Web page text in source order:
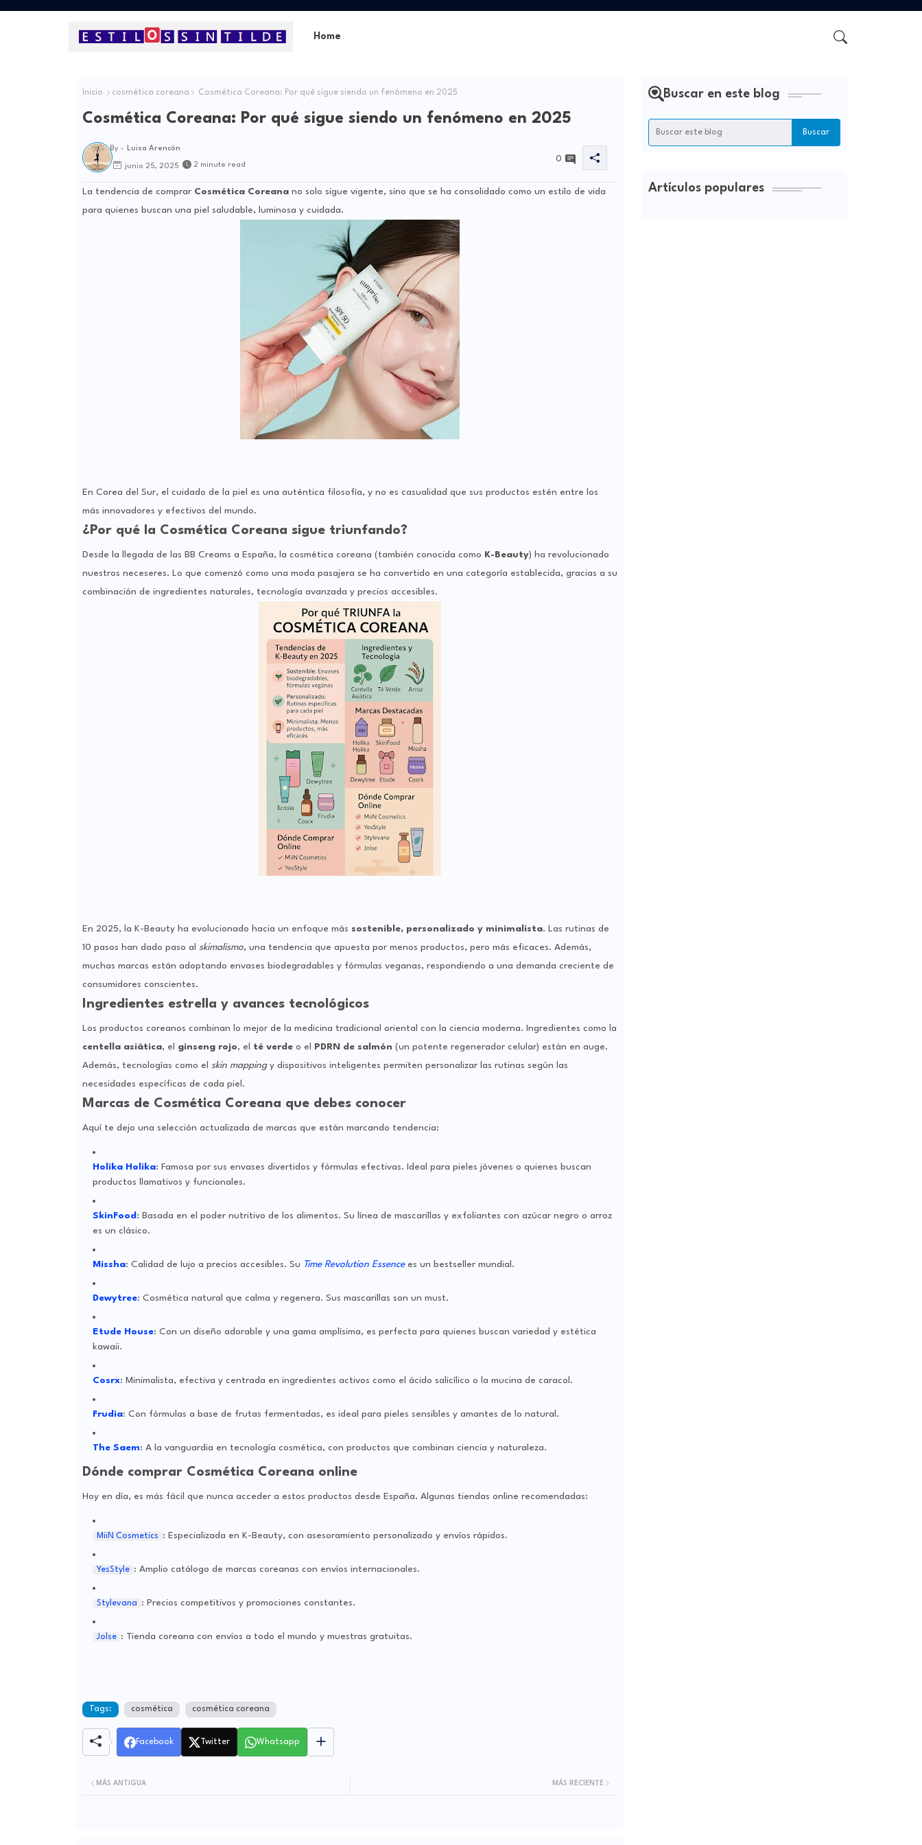
Home
Inicio cosmética coreana Cosmética Coreana: Por qué sigue siendo un fenómeno en 2025
Cosmética Coreana: Por qué sigue siendo un fenómeno en 2025
By - Luisa Arencón
junio 25, 2025 2 minute read
0
La tendencia de comprar Cosmética Coreanano solo sigue vigente, sino que se ha consolidado como un estilo de vida
para quienes buscan una piel saludable, luminosa y cuidada.
En Corea del Sur, el cuidado de la piel es una auténtica filosofía, y no es casualidad que sus productos estén entre los
más innovadores y efectivos del mundo.
¿Por qué la Cosmética Coreana sigue triunfando?
Desde la llegada de las BB Creams a España, la cosmética coreana (también conocida como K-Beauty) ha revolucionado
nuestros neceseres. Lo que comenzó como una moda pasajera se ha convertido en una categoría establecida, gracias a su
combinación de ingredientes naturales, tecnología avanzada y precios accesibles.
En 2025, la K-Beauty ha evolucionado hacia un enfoque más sostenible, personalizado y minimalista. Las rutinas de
10 pasos han dado paso al skimalismo, una tendencia que apuesta por menos productos, pero más eficaces. Además,
muchas marcas están adoptando envases biodegradables y fórmulas veganas, respondiendo a una demanda creciente de
consumidores conscientes.
Ingredientes estrella y avances tecnológicos
Los productos coreanos combinan lo mejor de la medicina tradicional oriental con la ciencia moderna. Ingredientes como la
centella asiática, el ginseng rojo, el té verdeo el PDRN de salmón (un potente regenerador celular) están en auge.
Además, tecnologías como el skin mappingy dispositivos inteligentes permiten personalizar las rutinas según las
necesidades específicas de cada piel.
Marcas de Cosmética Coreana que debes conocer
Aquí te dejo una selección actualizada de marcas que están marcando tendencia:
Holika Holika: Famosa por sus envases divertidos y fórmulas efectivas. Ideal para pieles jóvenes o quienes buscan
productos llamativos y funcionales.
SkinFood : Basada en el poder nutritivo de los alimentos. Su línea de mascarillas y exfoliantes con azúcar negro o arroz
es un clásico.
Missha: Calidad de lujo a precios accesibles. Su Time Revolution Essencees un bestseller mundial.
Dewytree: Cosmética natural que calma y regenera. Sus mascarillas son un must.
Etude House: Con un diseño adorable y una gama amplísima, es perfecta para quienes buscan variedad y estética
kawaii.
Cosrx: Minimalista, efectiva y centrada en ingredientes activos como el ácido salicílico o la mucina de caracol.
Frudia: Con fórmulas a base de frutas fermentadas, es ideal para pieles sensibles y amantes de lo natural.
The Saem: A la vanguardia en tecnología cosmética, con productos que combinan ciencia y naturaleza.
Dónde comprar Cosmética Coreana online
Hoy en día, es más fácil que nunca acceder a estos productos desde España. Algunas tiendas online recomendadas:
MiiN Cosmetics : Especializada en K-Beauty, con asesoramiento personalizado y envíos rápidos.
YesStyle : Amplio catálogo de marcas coreanas con envíos internacionales.
Stylevana : Precios competitivos y promociones constantes.
Jolse : Tienda coreana con envíos a todo el mundo y muestras gratuitas.
Tags: cosmética cosmética coreana
Facebook Twitter Whatsapp
MÁS RECIENTE
MÁS ANTIGUA
Buscar en este blog
Artículos populares